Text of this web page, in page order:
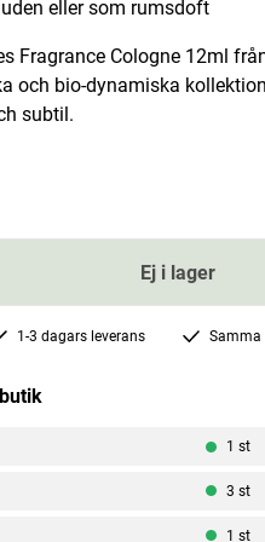
Senses by Nature
Lägg i
eller som rumsdoft
Fragrance Cologne 12ml
och bio-dynamiska
subtil.
Ej i lager
1-3 dagars leverans Samma
1 st
3 st
1 st